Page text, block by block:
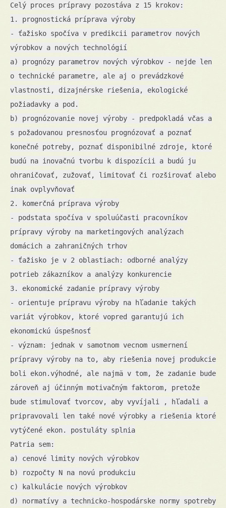
Celý proces prípravy pozostáva z 15 krokov:
1. prognostická príprava výroby
- ťažisko spočíva v predikcii parametrov nových
výrobkov a nových technológií
a) prognózy parametrov nových výrobkov - nejde len
o technické parametre, ale aj o prevádzkové
vlastnosti, dizajnérske riešenia, ekologické
požiadavky a pod.
b) prognózovanie novej výroby - predpokladá včas a
s požadovanou presnosťou prognózovať a poznať
konečné potreby, poznať disponibilné zdroje, ktoré
budú na inovačnú tvorbu k dispozícii a budú ju
ohraničovať, zužovať, limitovať či rozširovať alebo
inak ovplyvňovať
2. komerčná príprava výroby
- podstata spočíva v spoluúčasti pracovníkov
prípravy výroby na marketingových analýzach
domácich a zahraničných trhov
- ťažisko je v 2 oblastiach: odborné analýzy
potrieb zákazníkov a analýzy konkurencie
3. ekonomické zadanie prípravy výroby
- orientuje prípravu výroby na hľadanie takých
variát výrobkov, ktoré vopred garantujú ich
ekonomickú úspešnosť
- význam: jednak v samotnom vecnom usmernení
prípravy výroby na to, aby riešenia novej produkcie
boli ekon.výhodné, ale najmä v tom, že zadanie bude
zároveň aj účinným motivačným faktorom, pretože
bude stimulovať tvorcov, aby vyvíjali , hľadali a
pripravovali len také nové výrobky a riešenia ktoré
vytýčené ekon. postuláty splnia
Patria sem:
a) cenové limity nových výrobkov
b) rozpočty N na novú produkciu
c) kalkulácie nových výrobkov
d) normatívy a technicko-hospodárske normy spotreby